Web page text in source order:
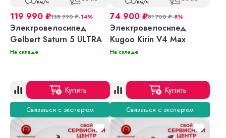
119 990 ₽138 990₽-14%
Электровелосипед
Gelbert Saturn 5 ULTRA
На складе
Купить
Связаться с экспертом
74 900 ₽81 700₽-8%
Электровелосипед
Kugoo Kirin V4 Max
На складе
Купить
Связаться с экспертом